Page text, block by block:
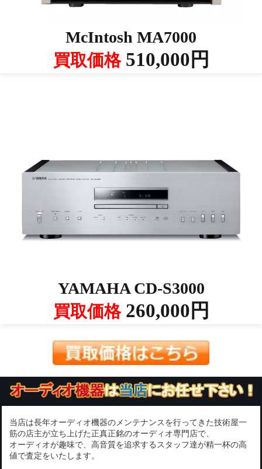
McIntosh MA7000
買取価格510,000円
YAMAHA CD-S3000
買取価格260,000円
当店は長年オーディオ機器のメンテナンスを行ってきた技術屋一
筋の店主が立ち上げた正真正銘のオーディオ専門店で、
オーディオが趣味で、高音質を追求するスタッフ達が精一杯の高
値で査定をいたします。